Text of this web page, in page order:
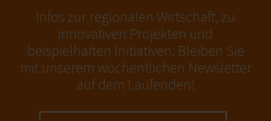
Infos zur regionalen Wirtschaft, zu
innovativen Projekten und
beispielhaften Initiativen: Bleiben Sie
mit unserem wöchentlichen Newsletter
auf dem Laufenden!